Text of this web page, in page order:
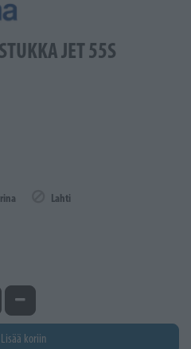
JET 55S
Lahti
määrää
Vähennä määrää
Lisää koriin